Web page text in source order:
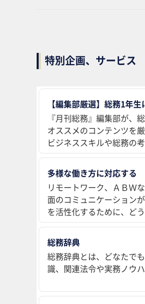
特別企画、サービス
【編集部厳選】総務1年
『月刊総務』編集部が、
オススメのコンテンツを
ビジネススキルや総務の
多様な働き方に対応する
リモートワーク、ＡＢＷ
面のコミュニケーション
を活性化するために、ど
総務辞典
総務辞典とは、どなたで
識、関連法令や実務ノウ